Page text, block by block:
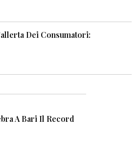
Dei Consumatori:
A Bari Il Record